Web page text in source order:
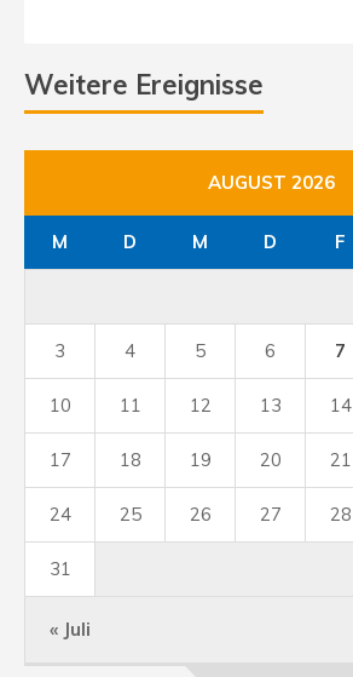
Weitere Ereignisse
AUGUST 2026
M D M D F
« Juli
3 4 5 6 7
10 11 12 13 14
17 18 19 20 21
24 25 26 27 28
31